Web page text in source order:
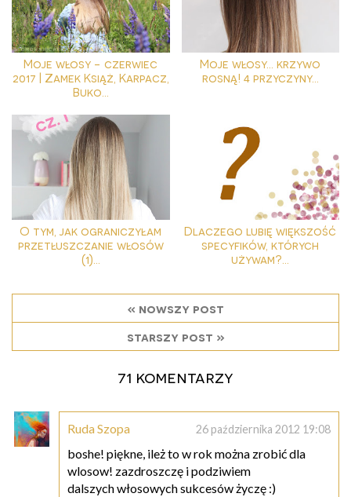
Moje włosy - czerwiec
2017 | Zamek Książ, Karpacz,
Buko...
Moje włosy... krzywo
rosną! 4 przyczyny...
O tym, jak ograniczyłam
przetłuszczanie włosów
(1)...
Dlaczego lubię większość
specyfików, których
używam?...
« nowszy post
starszy post »
71 komentarzy
Ruda Szopa 26 października 2012 19:08
boshe! piękne, ileż to w rok można zrobić dla
wlosow! zazdroszczę i podziwiem
dalszych włosowych sukcesów życzę :)